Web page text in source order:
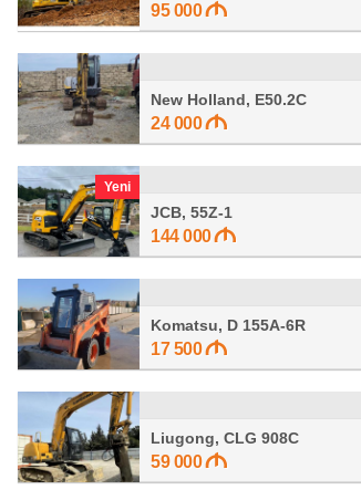
95 000
New Holland, E50.2C
24 000
Yeni
JCB, 55Z-1
144 000
Komatsu, D 155A-6R
17 500
Liugong, CLG 908C
59 000